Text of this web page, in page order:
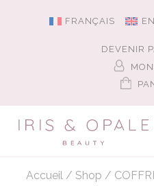
FRANÇAIS
DEVENIR
Accueil / Shop /